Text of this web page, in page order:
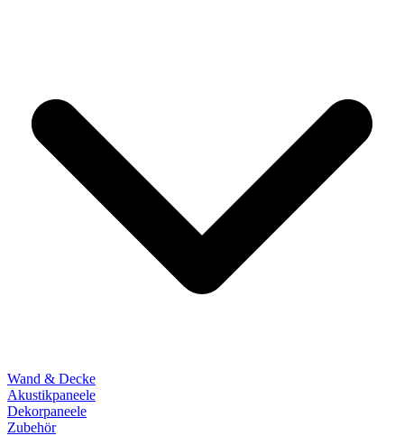
Wand & Decke
Akustikpaneele
Dekorpaneele
Zubehör